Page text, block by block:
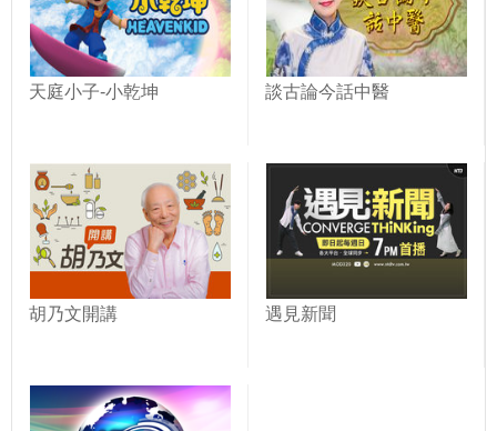
天庭小子-小乾坤 談古論今話中醫
胡乃文開講 遇見新聞